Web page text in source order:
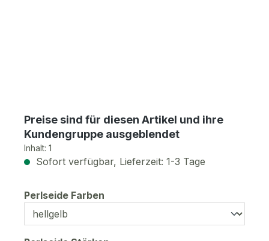
Preise sind für diesen Artikel und ihre
Kundengruppe ausgeblendet
Inhalt: 1
Sofort verfügbar, Lieferzeit: 1-3 Tage
Perlseide Farben